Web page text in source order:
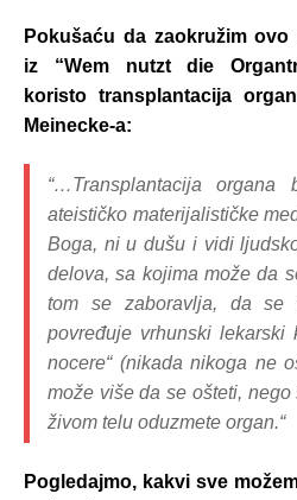
Pokušaću da zaokružim
iz “Wem nutzt die
koristo transplantacija
Meinecke-a:
“…Transplantacija
ateističko materijalističke
Boga, ni u dušu i vidi
delova, sa kojima može da
tom se zaboravlja, da se
povređuje vrhunski lekarski
nocere“ (nikada nikoga ne
može više da se ošteti,
živom telu oduzmete organ.“
Pogledajmo, kakvi sve